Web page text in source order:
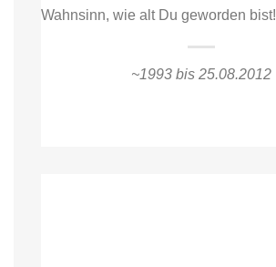
Wahnsinn, wie alt Du geworden bist!
~1993 bis 25.08.2012